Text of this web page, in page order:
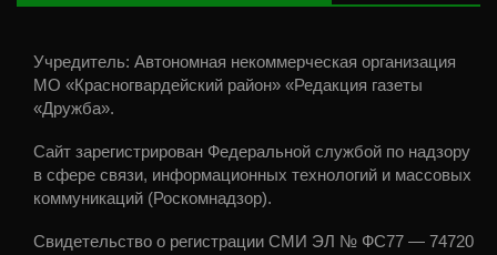
Учредитель: Автономная некоммерческая организация
МО «Красногвардейский район» «Редакция газеты
«Дружба».
Сайт зарегистрирован Федеральной службой по надзору
в сфере связи, информационных технологий и массовых
коммуникаций (Роскомнадзор).
Свидетельство о регистрации СМИ ЭЛ № ФС77 — 74720